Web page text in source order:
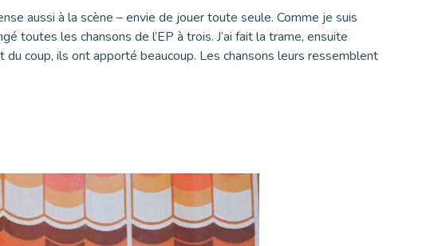
aussi à la scène – envie de jouer toute seule. Comme je suis
toutes les chansons de l’EP à trois. J’ai fait la trame, ensuite
coup, ils ont apporté beaucoup. Les chansons leurs ressemblent